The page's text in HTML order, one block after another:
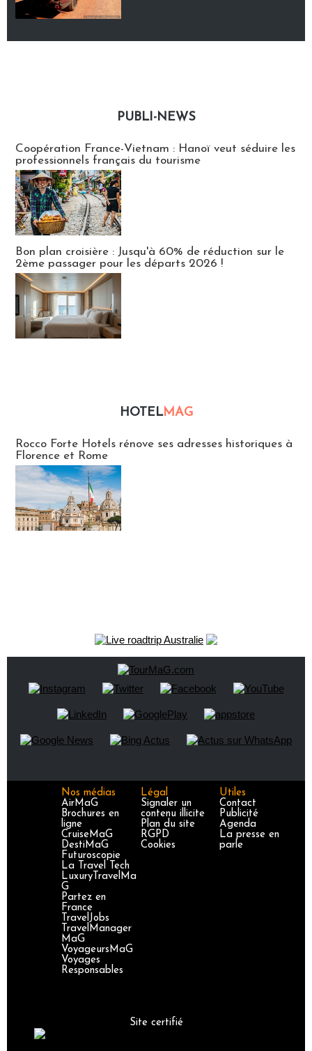
PUBLI-NEWS
Coopération France-Vietnam : Hanoï veut séduire les
professionnels français du tourisme
Bon plan croisière : Jusqu'à 60% de réduction sur le
2ème passager pour les départs 2026 !
HOTELMAG
Rocco Forte Hotels rénove ses adresses historiques à
Florence et Rome
Nos médias
AirMaG
Brochures en
ligne
CruiseMaG
DestiMaG
Futuroscopie
La Travel Tech
LuxuryTravelMa
G
Partez en
France
TravelJobs
TravelManager
MaG
VoyageursMaG
Voyages
Responsables
Légal
Signaler un
contenu illicite
Plan du site
RGPD
Cookies
Utiles
Contact
Publicité
Agenda
La presse en
parle
Site certifié